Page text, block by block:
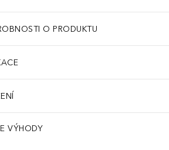
O PRODUKTU
+ maska Absolut Repair ve
VÝHODY